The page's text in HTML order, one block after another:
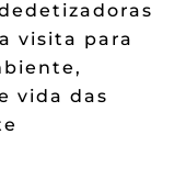
visita para
vida das